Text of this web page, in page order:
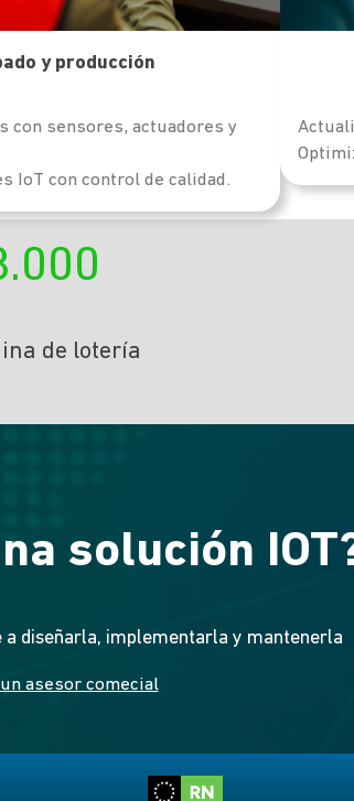
o y producción
con sensores, actuadores y
IoT con control de calidad.
de lotería
solución
a diseñarla, implementarla y mantenerla
asesor comecial